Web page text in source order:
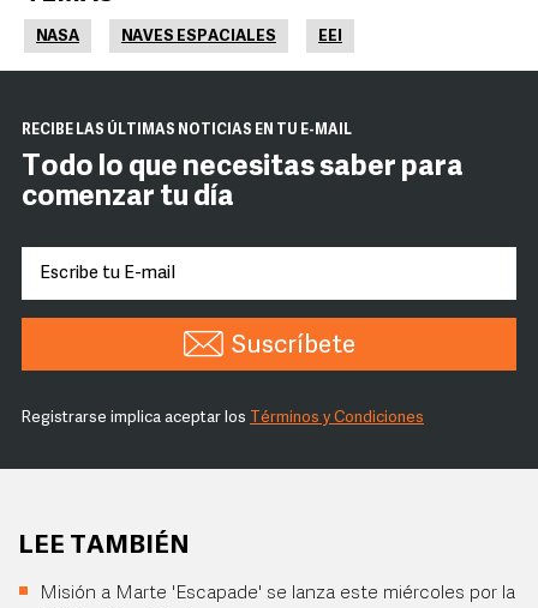
NASA NAVES ESPACIALES EEI
RECIBE LAS ÚLTIMAS NOTICIAS EN TU E-MAIL
Todo lo que necesitas saber para
comenzar tu día
Suscríbete
Registrarse implica aceptar los Términos y Condiciones
LEE TAMBIÉN
Misión a Marte 'Escapade' se lanza este miércoles por la